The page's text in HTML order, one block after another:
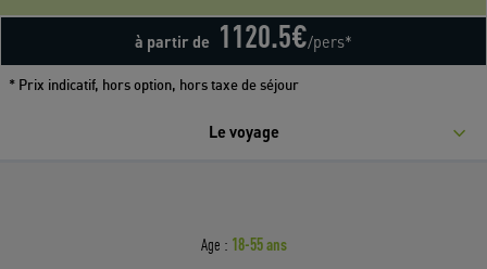
à partir de 1120.5€/pers*
* Prix indicatif, hors option, hors taxe de séjour
Le voyage
Age : 18-55 ans